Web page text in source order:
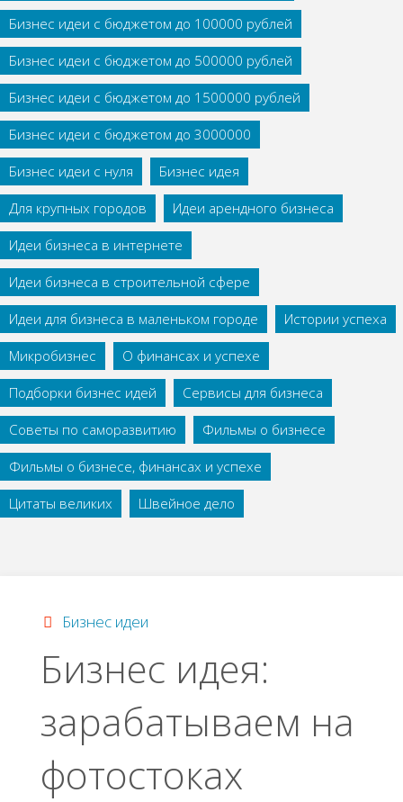
Бизнес идеи с бюджетом до 100000 рублей
Бизнес идеи с бюджетом до 500000 рублей
Бизнес идеи с бюджетом до 1500000 рублей
Бизнес идеи с бюджетом до 3000000
Бизнес идеи с нуля
Бизнес идея
Для крупных городов
Идеи арендного бизнеса
Идеи бизнеса в интернете
Идеи бизнеса в строительной сфере
Идеи для бизнеса в маленьком городе
Истории успеха
Микробизнес
О финансах и успехе
Подборки бизнес идей
Сервисы для бизнеса
Советы по саморазвитию
Фильмы о бизнесе
Фильмы о бизнесе, финансах и успехе
Цитаты великих
Швейное дело
Бизнес идеи
Бизнес идея:
зарабатываем на
фотостоках